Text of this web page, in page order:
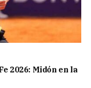
2026: Midón en la